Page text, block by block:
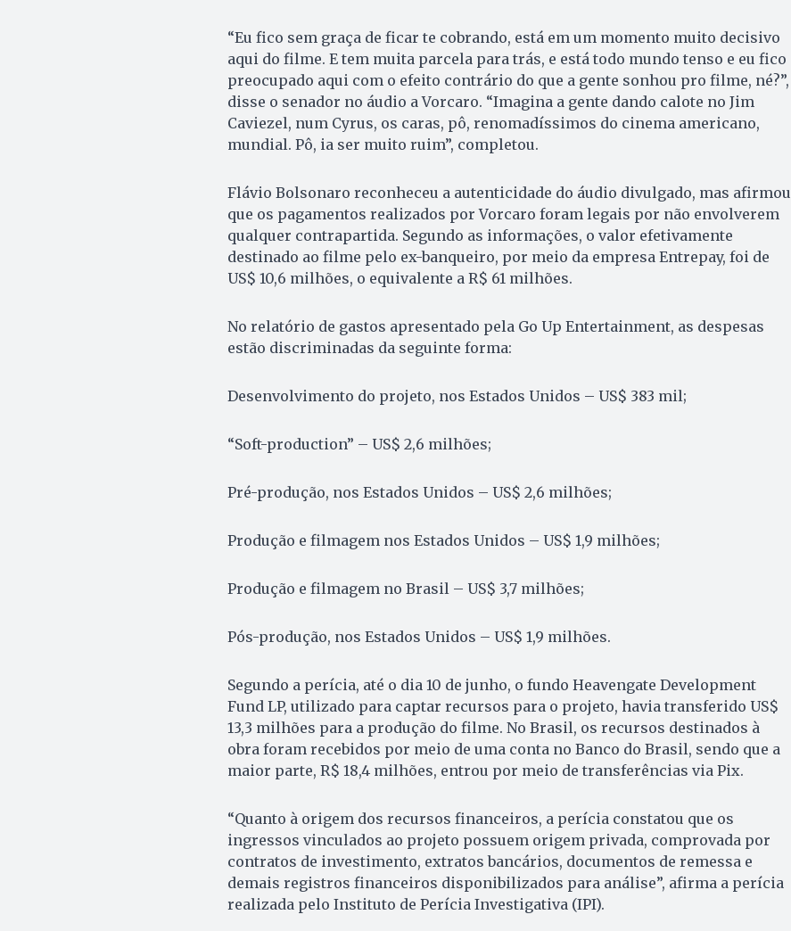
“Eu fico sem graça de ficar te cobrando, está em um momento muito decisivo
aqui do filme. E tem muita parcela para trás, e está todo mundo tenso e eu fico
preocupado aqui com o efeito contrário do que a gente sonhou pro filme, né?”,
disse o senador no áudio a Vorcaro. “Imagina a gente dando calote no Jim
Caviezel, num Cyrus, os caras, pô, renomadíssimos do cinema americano,
mundial. Pô, ia ser muito ruim”, completou.
Flávio Bolsonaro reconheceu a autenticidade do áudio divulgado, mas afirmou
que os pagamentos realizados por Vorcaro foram legais por não envolverem
qualquer contrapartida. Segundo as informações, o valor efetivamente
destinado ao filme pelo ex-banqueiro, por meio da empresa Entrepay, foi de
US$ 10,6 milhões, o equivalente a R$ 61 milhões.
No relatório de gastos apresentado pela Go Up Entertainment, as despesas
estão discriminadas da seguinte forma:
Desenvolvimento do projeto, nos Estados Unidos – US$ 383 mil;
“Soft-production” – US$ 2,6 milhões;
Pré-produção, nos Estados Unidos – US$ 2,6 milhões;
Produção e filmagem nos Estados Unidos – US$ 1,9 milhões;
Produção e filmagem no Brasil – US$ 3,7 milhões;
Pós-produção, nos Estados Unidos – US$ 1,9 milhões.
Segundo a perícia, até o dia 10 de junho, o fundo Heavengate Development
Fund LP, utilizado para captar recursos para o projeto, havia transferido US$
13,3 milhões para a produção do filme. No Brasil, os recursos destinados à
obra foram recebidos por meio de uma conta no Banco do Brasil, sendo que a
maior parte, R$ 18,4 milhões, entrou por meio de transferências via Pix.
“Quanto à origem dos recursos financeiros, a perícia constatou que os
ingressos vinculados ao projeto possuem origem privada, comprovada por
contratos de investimento, extratos bancários, documentos de remessa e
demais registros financeiros disponibilizados para análise”, afirma a perícia
realizada pelo Instituto de Perícia Investigativa (IPI).